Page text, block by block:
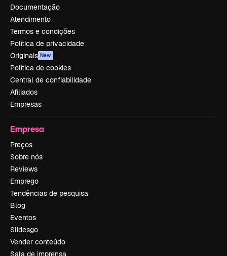
Documentação
Atendimento
Termos e condições
Política de privacidade
Originais New
Política de cookies
Central de confiabilidade
Afiliados
Empresas
Empresa
Preços
Sobre nós
Reviews
Emprego
Tendências de pesquisa
Blog
Eventos
Slidesgo
Vender conteúdo
Sala de imprensa